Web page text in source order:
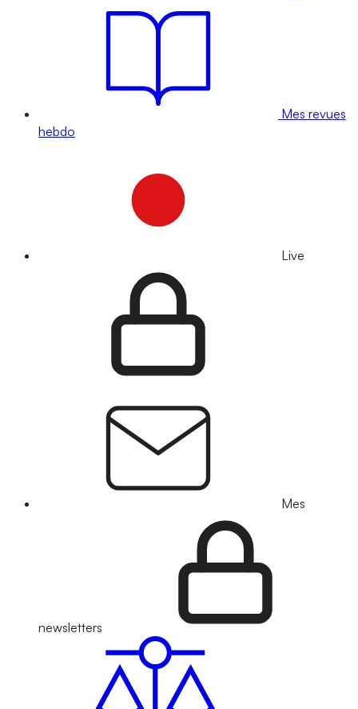
Mes revues
hebdo
Live
Mes
newsletters